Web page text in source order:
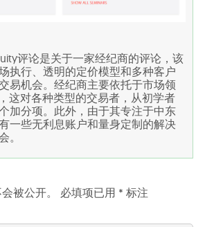
评论是关于一家经纪商的评论，该
执行、透明的定价模型和多种客户
易机会。经纪商主要依托于市场领
这对各种类型的交易者，从初学者
加分项。此外，由于其专注于中东
一些无利息账户和量身定制的解决
。
被公开。 必填项已用 * 标注